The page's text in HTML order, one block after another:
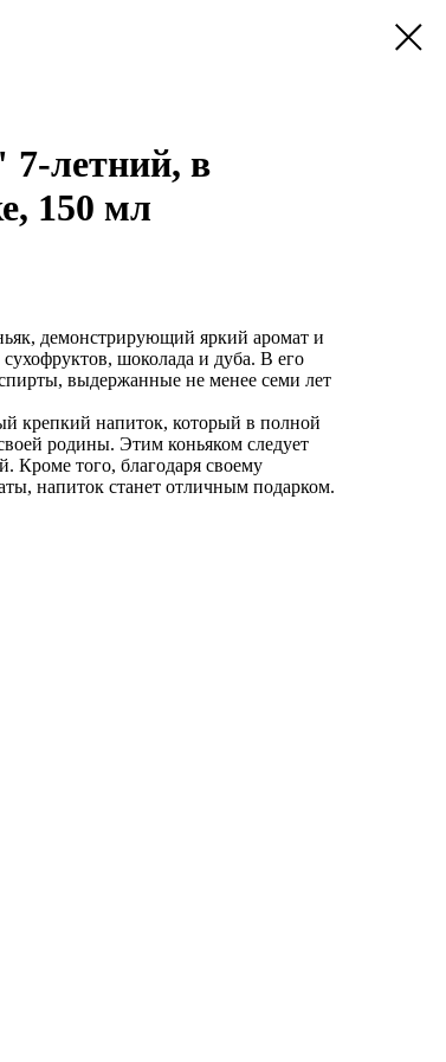
летний, в
150 мл
демонстрирующий яркий аромат и
шоколада и дуба. В его
выдержанные не менее семи лет
крепкий напиток, который в полной
родины. Этим коньяком следует
Кроме того, благодаря своему
напиток станет отличным подарком.